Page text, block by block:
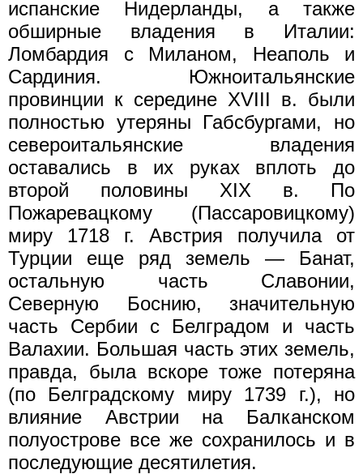
испанские Нидерланды, а также
обширные владения в Италии:
Ломбардия с Миланом, Неаполь и
Сардиния. Южноитальянские
провинции к середине XVIII в. были
полностью утеряны Габсбургами, но
североитальянские владения
оставались в их руках вплоть до
второй половины XIX в. По
Пожаревацкому (Пассаровицкому)
миру 1718 г. Австрия получила от
Турции еще ряд земель — Банат,
остальную часть Славонии,
Северную Боснию, значительную
часть Сербии с Белградом и часть
Валахии. Большая часть этих земель,
правда, была вскоре тоже потеряна
(по Белградскому миру 1739 г.), но
влияние Австрии на Балканском
полуострове все же сохранилось и в
последующие десятилетия.